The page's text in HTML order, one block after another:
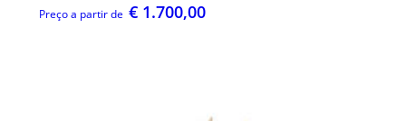
Preço a partir de € 1.700,00